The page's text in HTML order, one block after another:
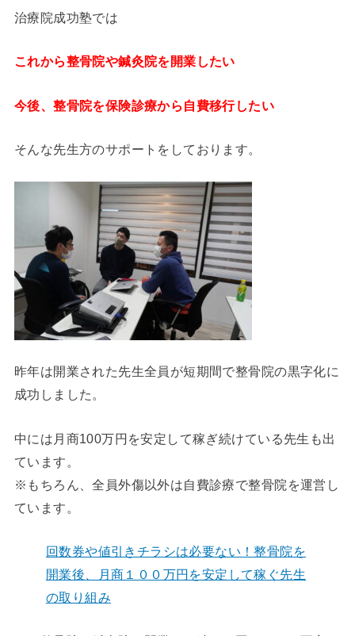
治療院成功塾では
これから整骨院や鍼灸院を開業したい
今後、整骨院を保険診療から自費移行したい
そんな先生方のサポートをしております。
昨年は開業された先生全員が短期間で整骨院の黒字化に
成功しました。
中には月商100万円を安定して稼ぎ続けている先生も出
ています。
※もちろん、全員外傷以外は自費診療で整骨院を運営し
ています。
回数券や値引きチラシは必要ない！整骨院を
開業後、月商１００万円を安定して稼ぐ先生
の取り組み